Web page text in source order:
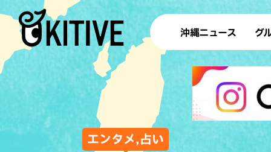
沖縄ニュース グ
ラ
テイ
すし
沖
エンタメ,占い